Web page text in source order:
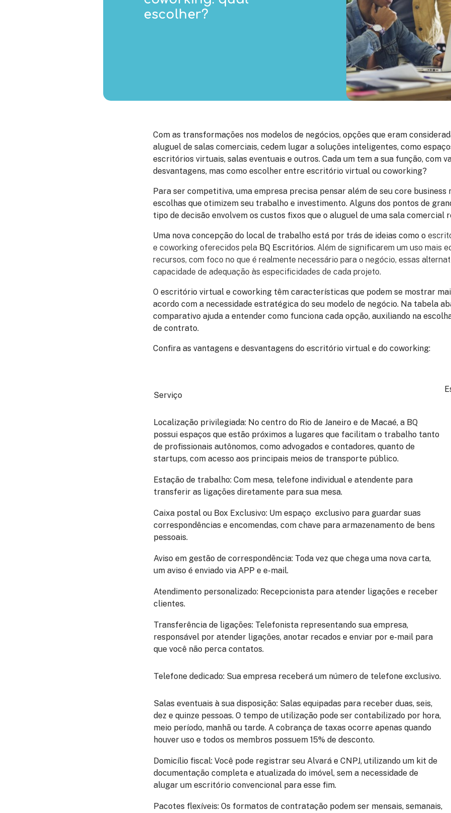
escolher?
Com as transformações nos modelos de negócios, opções que eram
aluguel de salas comerciais, cedem lugar a soluções inteligentes, como
escritórios virtuais, salas eventuais e outros. Cada um tem a sua função, com
desvantagens, mas como escolher entre escritório virtual ou coworking?
Para ser competitiva, uma empresa precisa pensar além de seu core business
escolhas que otimizem seu trabalho e investimento. Alguns dos pontos de
tipo de decisão envolvem os custos fixos que o aluguel de uma sala comercial
Uma nova concepção do local de trabalho está por trás de ideias como o
e coworking oferecidos pela BQ Escritórios. Além de significarem um uso mais
recursos, com foco no que é realmente necessário para o negócio, essas
capacidade de adequação às especificidades de cada projeto.
O escritório virtual e coworking têm características que podem se mostrar
acordo com a necessidade estratégica do seu modelo de negócio. Na tabela
comparativo ajuda a entender como funciona cada opção, auxiliando na
de contrato.
Confira as vantagens e desvantagens do escritório virtual e do coworking:
Serviço
Localização privilegiada: No centro do Rio de Janeiro e de Macaé, a BQ
possui espaços que estão próximos a lugares que facilitam o trabalho tanto
de profissionais autônomos, como advogados e contadores, quanto de
startups, com acesso aos principais meios de transporte público.
Estação de trabalho: Com mesa, telefone individual e atendente para
transferir as ligações diretamente para sua mesa.
Caixa postal ou Box Exclusivo: Um espaço exclusivo para guardar suas
correspondências e encomendas, com chave para armazenamento de bens
pessoais.
Aviso em gestão de correspondência: Toda vez que chega uma nova carta,
um aviso é enviado via APP e e-mail.
Atendimento personalizado: Recepcionista para atender ligações e receber
clientes.
Transferência de ligações: Telefonista representando sua empresa,
responsável por atender ligações, anotar recados e enviar por e-mail para
que você não perca contatos.
Telefone dedicado: Sua empresa receberá um número de telefone exclusivo.
Salas eventuais à sua disposição: Salas equipadas para receber duas, seis,
dez e quinze pessoas. O tempo de utilização pode ser contabilizado por hora,
meio período, manhã ou tarde. A cobrança de taxas ocorre apenas quando
houver uso e todos os membros possuem 15% de desconto.
Domicílio fiscal: Você pode registrar seu Alvará e CNPJ, utilizando um kit de
documentação completa e atualizada do imóvel, sem a necessidade de
alugar um escritório convencional para esse fim.
Pacotes flexíveis: Os formatos de contratação podem ser mensais, semanais,